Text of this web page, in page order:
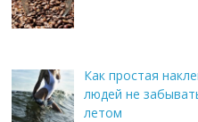
Как простая
людей не
летом